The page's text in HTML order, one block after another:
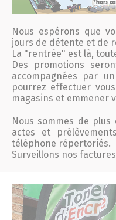
Nous espérons que
jours de détente et de
La "rentrée" est là,
Des promotions
accompagnées par
pourrez effectuer
magasins et emmener
Nous sommes de
actes et
téléphone répertoriés.
Surveillons nos